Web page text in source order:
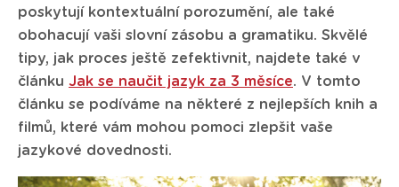
poskytují kontextuální porozumění, ale také
obohacují vaši slovní zásobu a gramatiku. Skvělé
tipy, jak proces ještě zefektivnit, najdete také v
článku Jak se naučit jazyk za 3 měsíce. V tomto
článku se podíváme na některé z nejlepších knih a
filmů, které vám mohou pomoci zlepšit vaše
jazykové dovednosti.